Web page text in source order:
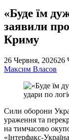
«Буде їм
заявили
Криму
26 Червня, 202626
Максим Власов
Сили оборони
ураження та
на тимчасово
«Інтерфакс-